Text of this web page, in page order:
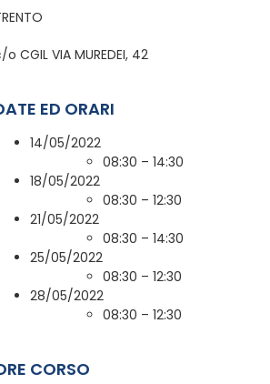
o CGIL VIA MUREDEI, 42
ED ORARI
14/05/2022
08:30 – 14:30
18/05/2022
08:30 – 12:30
21/05/2022
08:30 – 14:30
25/05/2022
08:30 – 12:30
28/05/2022
08:30 – 12:30
CORSO